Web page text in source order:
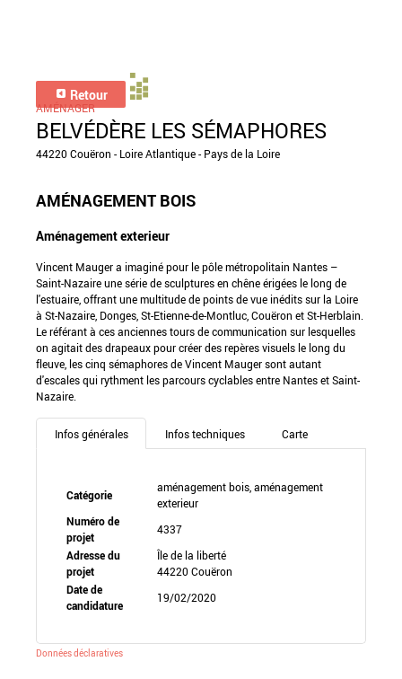
Retour
AMÉNAGER
BELVÉDÈRE LES SÉMAPHORES
44220 Couëron - Loire Atlantique - Pays de la Loire
AMÉNAGEMENT BOIS
Aménagement exterieur
Vincent Mauger a imaginé pour le pôle métropolitain Nantes –
Saint-Nazaire une série de sculptures en chêne érigées le long de
l'estuaire, offrant une multitude de points de vue inédits sur la Loire
à St-Nazaire, Donges, St-Etienne-de-Montluc, Couëron et St-Herblain.
Le référant à ces anciennes tours de communication sur lesquelles
on agitait des drapeaux pour créer des repères visuels le long du
fleuve, les cinq sémaphores de Vincent Mauger sont autant
d'escales qui rythment les parcours cyclables entre Nantes et Saint-
Nazaire.
Infos générales Infos techniques Carte
Catégorie
aménagement bois, aménagement
exterieur
Numéro de
projet
4337
Adresse du
projet
Île de la liberté
44220 Couëron
Date de
candidature
19/02/2020
Données déclaratives